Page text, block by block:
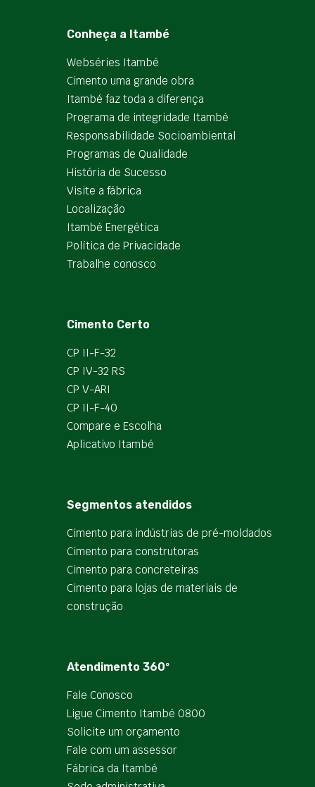
Conheça a Itambé
Webséries Itambé
Cimento uma grande obra
Itambé faz toda a diferença
Programa de integridade Itambé
Responsabilidade Socioambiental
Programas de Qualidade
História de Sucesso
Visite a fábrica
Localização
Itambé Energética
Política de Privacidade
Trabalhe conosco
Cimento Certo
CP II-F-32
CP IV-32 RS
CP V-ARI
CP II-F-40
Compare e Escolha
Aplicativo Itambé
Segmentos atendidos
Cimento para indústrias de pré-moldados
Cimento para construtoras
Cimento para concreteiras
Cimento para lojas de materiais de
construção
Atendimento 360º
Fale Conosco
Ligue Cimento Itambé 0800
Solicite um orçamento
Fale com um assessor
Fábrica da Itambé